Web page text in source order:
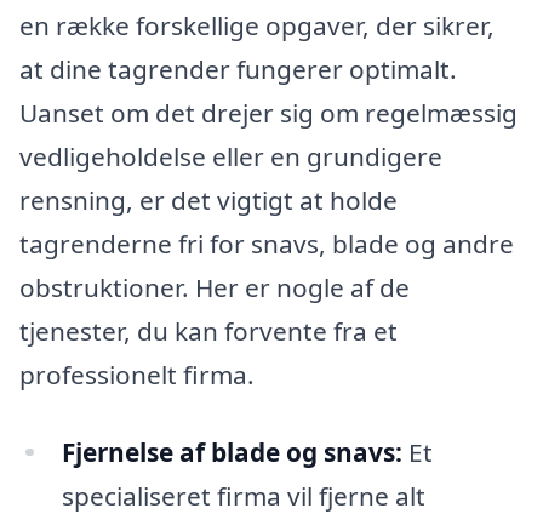
en række forskellige opgaver, der sikrer,
at dine tagrender fungerer optimalt.
Uanset om det drejer sig om regelmæssig
vedligeholdelse eller en grundigere
rensning, er det vigtigt at holde
tagrenderne fri for snavs, blade og andre
obstruktioner. Her er nogle af de
tjenester, du kan forvente fra et
professionelt firma.
Fjernelse af blade og snavs: Et
specialiseret firma vil fjerne alt